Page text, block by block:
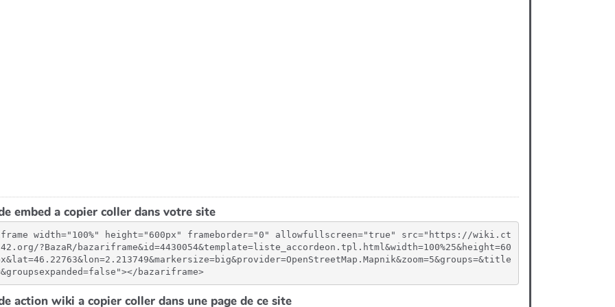
embed a copier coller dans votre site
width="100%" height="600px" frameborder="0" allowfullscreen="true" src="https://wiki.ct
?BazaR/bazariframe&id=4430054&template=liste_accordeon.tpl.html&width=100%25&height=60
bazariframe>
action wiki a copier coller dans une page de ce site